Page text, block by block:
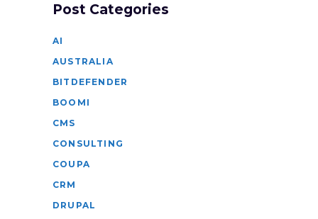
Post Categories
AI
AUSTRALIA
BITDEFENDER
BOOMI
CMS
CONSULTING
COUPA
CRM
DRUPAL